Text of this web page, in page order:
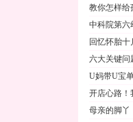
教你怎样给
中科院第六
回忆怀胎
六大关键问
U妈带U宝
开店心路！
母亲的脚丫